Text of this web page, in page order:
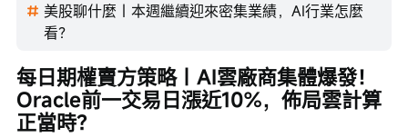
美股聊什麼｜本週繼續迎來密集業績，AI行業怎麼
看？
每日期權賣方策略｜AI雲廠商集體爆發！
Oracle前一交易日漲近10%，佈局雲計算
正當時？